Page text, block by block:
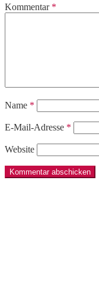
Kommentar *
Name *
E-Mail-Adresse *
Website